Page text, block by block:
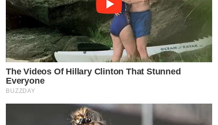
The Videos Of Hillary Clinton That Stunned
Everyone
BUZZDAY